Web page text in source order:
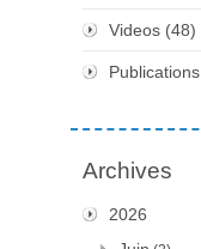
Videos (48)
Publications
Archives
2026